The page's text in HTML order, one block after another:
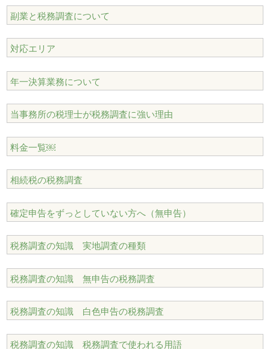
副業と税務調査について
対応エリア
年一決算業務について
当事務所の税理士が税務調査に強い理由
料金一覧￼
相続税の税務調査
確定申告をずっとしていない方へ（無申告）
税務調査の知識 実地調査の種類
税務調査の知識 無申告の税務調査
税務調査の知識 白色申告の税務調査
税務調査の知識 税務調査で使われる用語